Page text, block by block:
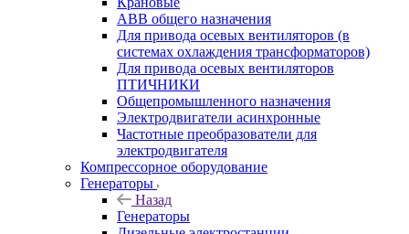
АВВ общего назначения
Для привода осевых вентиляторов (в
системах охлаждения трансформаторов)
Для привода осевых вентиляторов
ПТИЧНИКИ
Общепромышленного назначения
Электродвигатели асинхронные
Частотные преобразователи для
электродвигателя
Компрессорное оборудование
Генераторы
Назад
Генераторы